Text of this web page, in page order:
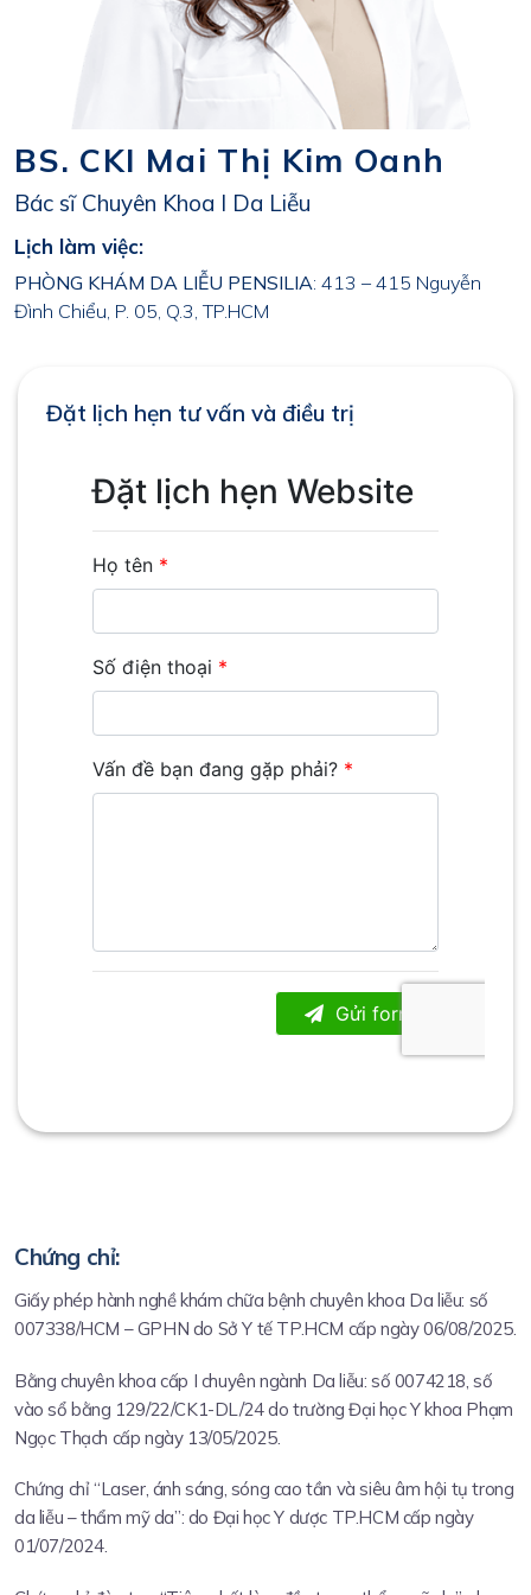
BS. CKI Mai Thị Kim Oanh
Bác sĩ Chuyên Khoa I Da Liễu
Lịch làm việc:
PHÒNG KHÁM DA LIỄU PENSILIA: 413 – 415 Nguyễn
Đình Chiểu, P. 05, Q.3, TP.HCM
Đặt lịch hẹn tư vấn và điều trị
Chứng chỉ:
Giấy phép hành nghề khám chữa bệnh chuyên khoa Da liễu: số
007338/HCM – GPHN do Sở Y tế TP.HCM cấp ngày 06/08/2025.
Bằng chuyên khoa cấp I chuyên ngành Da liễu: số 0074218, số
vào sổ bằng 129/22/CK1-DL/24 do trường Đại học Y khoa Phạm
Ngọc Thạch cấp ngày 13/05/2025.
Chứng chỉ “Laser, ánh sáng, sóng cao tần và siêu âm hội tụ trong
da liễu – thẩm mỹ da”: do Đại học Y dược TP.HCM cấp ngày
01/07/2024.